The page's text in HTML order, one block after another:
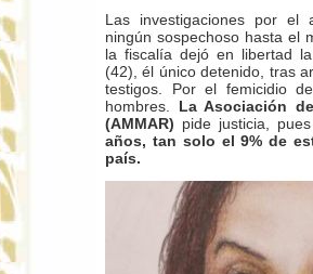
Las investigaciones por el
ningún sospechoso hasta el
la fiscalía dejó en libertad
(42), él único detenido, tras
testigos. Por el femicidio
hombres. La Asociación
(AMMAR) pide justicia,
años, tan solo el 9% de
país.